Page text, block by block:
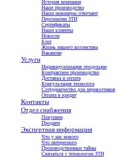
История компании
Наше производство
Наши инженеры отвечают
Персоналии ЗТИ
Сертификаты
Наши клиенты
Новости
Блог
Жизнь нашего коллектива
Вакансии
Услуги
Индивидуализация продукции
Контрактное производство
Доставка и оплата
Консультация технолога
Сотрудничество для перевозчиков
Оплата в кредит
Контакты
Отдел снабжения
Покупаем
Продаем
Экспертная информация
Что у нас нового
Что интересного
Производственные тайны
Связаться с технологом ЗТИ